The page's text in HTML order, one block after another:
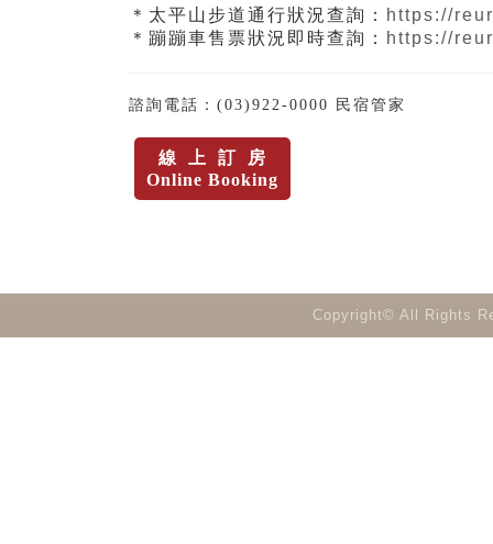
＊太平山步道通行狀況查詢：
https://
＊蹦蹦車售票狀況即時查詢：
https://
諮詢電話：(03)922-0000 民宿管家
Copyright© All Rights